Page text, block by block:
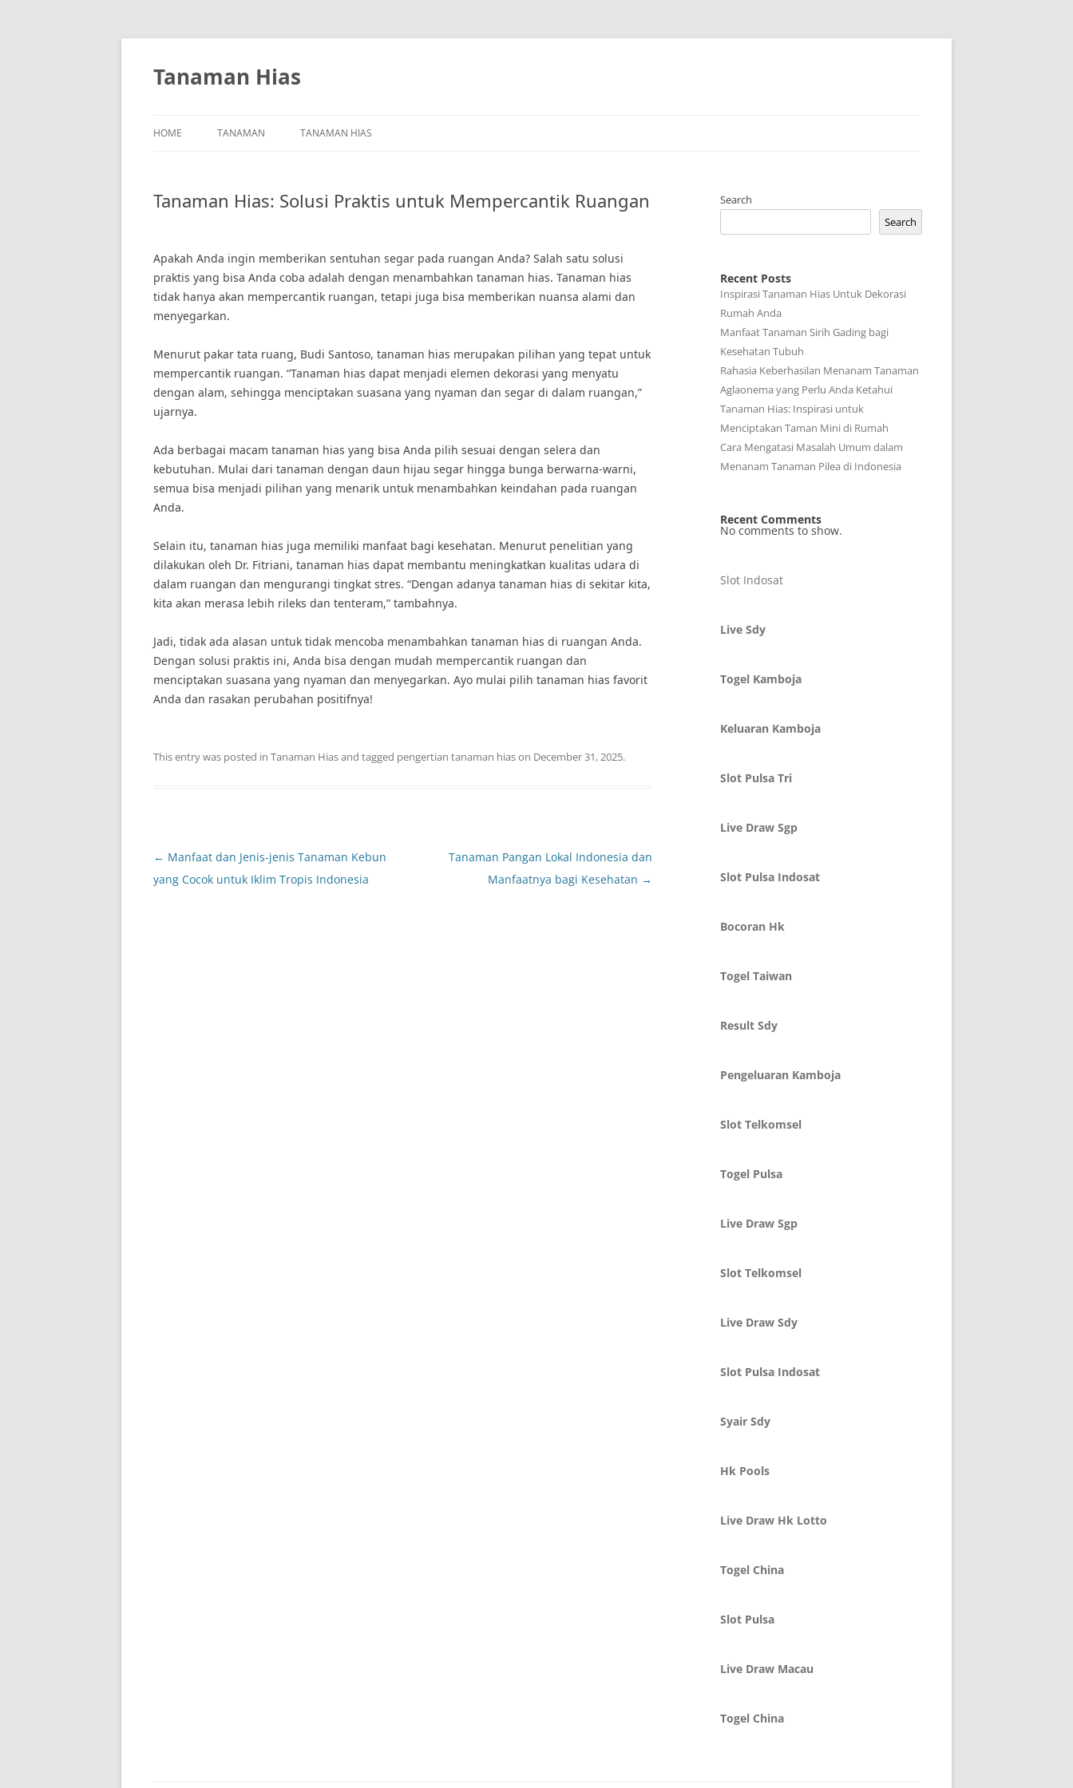
Skip
Tanaman Hias
HOME TANAMAN TANAMAN HIAS
Tanaman Hias: Solusi Praktis untuk Mempercantik Ruangan
Apakah Anda ingin memberikan sentuhan segar pada ruangan Anda? Salah satu solusi
praktis yang bisa Anda coba adalah dengan menambahkan tanaman hias. Tanaman hias
tidak hanya akan mempercantik ruangan, tetapi juga bisa memberikan nuansa alami dan
menyegarkan.
Menurut pakar tata ruang, Budi Santoso, tanaman hias merupakan pilihan yang tepat untuk
mempercantik ruangan. “Tanaman hias dapat menjadi elemen dekorasi yang menyatu
dengan alam, sehingga menciptakan suasana yang nyaman dan segar di dalam ruangan,”
ujarnya.
Ada berbagai macam tanaman hias yang bisa Anda pilih sesuai dengan selera dan
kebutuhan. Mulai dari tanaman dengan daun hijau segar hingga bunga berwarna-warni,
semua bisa menjadi pilihan yang menarik untuk menambahkan keindahan pada ruangan
Anda.
Selain itu, tanaman hias juga memiliki manfaat bagi kesehatan. Menurut penelitian yang
dilakukan oleh Dr. Fitriani, tanaman hias dapat membantu meningkatkan kualitas udara di
dalam ruangan dan mengurangi tingkat stres. “Dengan adanya tanaman hias di sekitar kita,
kita akan merasa lebih rileks dan tenteram,” tambahnya.
Jadi, tidak ada alasan untuk tidak mencoba menambahkan tanaman hias di ruangan Anda.
Dengan solusi praktis ini, Anda bisa dengan mudah mempercantik ruangan dan
menciptakan suasana yang nyaman dan menyegarkan. Ayo mulai pilih tanaman hias favorit
Anda dan rasakan perubahan positifnya!
This entry was posted in Tanaman Hiasand tagged pengertian tanaman hiason December 31, 2025.
Post
navigation
← Manfaat dan Jenis-jenis Tanaman Kebun
yang Cocok untuk Iklim Tropis Indonesia
Tanaman Pangan Lokal Indonesia dan
Manfaatnya bagi Kesehatan →
Search
Search
Recent Posts
Inspirasi Tanaman Hias Untuk Dekorasi
Rumah Anda
Manfaat Tanaman Sirih Gading bagi
Kesehatan Tubuh
Rahasia Keberhasilan Menanam Tanaman
Aglaonema yang Perlu Anda Ketahui
Tanaman Hias: Inspirasi untuk
Menciptakan Taman Mini di Rumah
Cara Mengatasi Masalah Umum dalam
Menanam Tanaman Pilea di Indonesia
Recent Comments
No comments to show.
Slot Indosat
Live Sdy
Togel Kamboja
Keluaran Kamboja
Slot Pulsa Tri
Live Draw Sgp
Slot Pulsa Indosat
Bocoran Hk
Togel Taiwan
Result Sdy
Pengeluaran Kamboja
Slot Telkomsel
Togel Pulsa
Live Draw Sgp
Slot Telkomsel
Live Draw Sdy
Slot Pulsa Indosat
Syair Sdy
Hk Pools
Live Draw Hk Lotto
Togel China
Slot Pulsa
Live Draw Macau
Togel China